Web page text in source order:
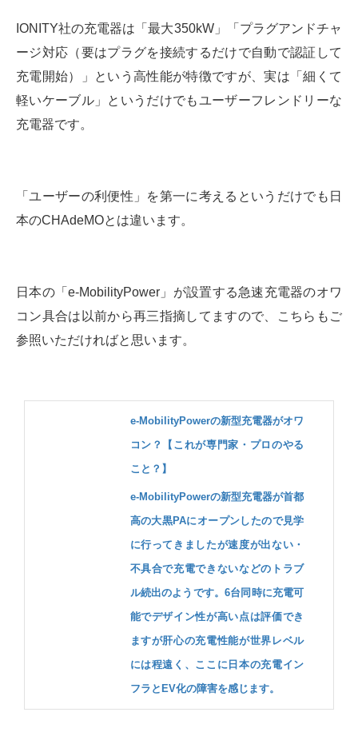
IONITY社の充電器は「最大350kW」「プラグアンドチャ
ージ対応（要はプラグを接続するだけで自動で認証して
充電開始）」という高性能が特徴ですが、実は「細くて
軽いケーブル」というだけでもユーザーフレンドリーな
充電器です。
「ユーザーの利便性」を第一に考えるというだけでも日
本のCHAdeMOとは違います。
日本の「e-MobilityPower」が設置する急速充電器のオワ
コン具合は以前から再三指摘してますので、こちらもご
参照いただければと思います。
e-MobilityPowerの新型充電器がオワ
コン？【これが専門家・プロのやる
こと？】
e-MobilityPowerの新型充電器が首都
高の大黒PAにオープンしたので見学
に行ってきましたが速度が出ない・
不具合で充電できないなどのトラブ
ル続出のようです。6台同時に充電可
能でデザイン性が高い点は評価でき
ますが肝心の充電性能が世界レベル
には程遠く、ここに日本の充電イン
フラとEV化の障害を感じます。